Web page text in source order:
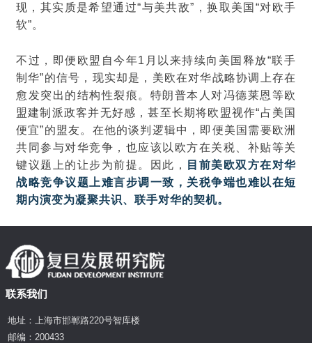
现，其实质是希望通过“与美共敌”，换取美国“对欧手
软”。
不过，即便欧盟自今年1月以来持续向美国释放“联手
制华”的信号，现实却是，美欧在对华战略协调上存在
愈发突出的结构性裂痕。特朗普本人对冯德莱恩等欧
盟建制派政客并无好感，甚至长期将欧盟视作“占美国
便宜”的盟友。在他的谈判逻辑中，即便美国需要欧洲
共同参与对华竞争，也应该以欧方在关税、补贴等关
键议题上的让步为前提。因此，
目前美欧双方在对华
战略竞争议题上难言步调一致，关税争端也难以在短
期内演变为凝聚共识、联手对华的契机。
联系我们
地址：上海市邯郸路220号智库楼
邮编：200433